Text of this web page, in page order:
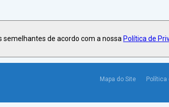
Mapa do Site Política
de acordo com a nossa Política de